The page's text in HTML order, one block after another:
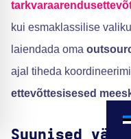
kui esmaklassilise
laiendada oma
ajal tiheda
ettevõttesisesed
Suunised